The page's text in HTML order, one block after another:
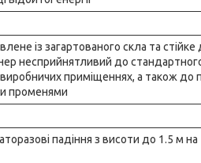
із загартованого скла та стійке
несприйнятливий до
виробничих приміщеннях, а також до
променями
падіння з висоти до 1.5 м на